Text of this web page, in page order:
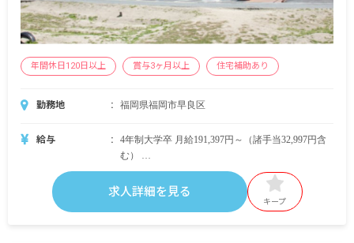
年間休日120日以上 賞与3ヶ月以上 住宅補助あり
勤務地 福岡県福岡市早良区
給与
4年制大学卒 月給191,397円～（諸手当32,997円含
む）
短大・専門卒 月給177,393円～（諸手当30,293円含
む）
求人詳細を見る
キープ